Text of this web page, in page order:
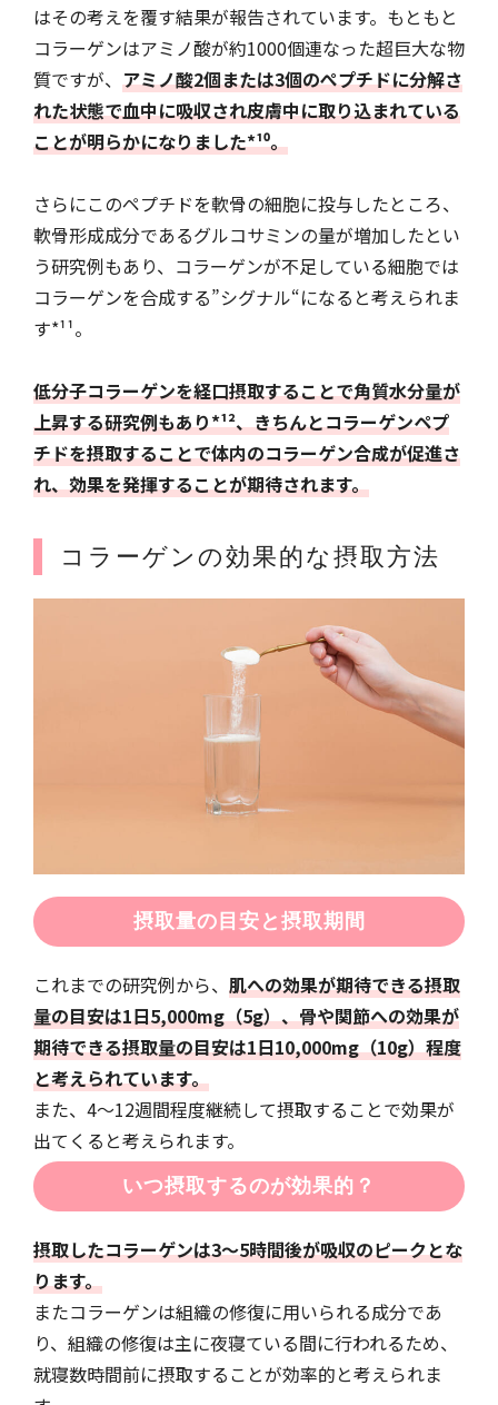
はその考えを覆す結果が報告されています。もともと
コラーゲンはアミノ酸が約1000個連なった超巨大な物
質ですが、 アミノ酸2個または3個のぺプチドに分解さ
れた状態で血中に吸収され皮膚中に取り込まれている
ことが明らかになりました*¹⁰。
さらにこのペプチドを軟骨の細胞に投与したところ、
軟骨形成成分であるグルコサミンの量が増加したとい
う研究例もあり、コラーゲンが不足している細胞では
コラーゲンを合成する”シグナル“になると考えられま
す*¹¹。
低分子コラーゲンを経口摂取することで角質水分量が
上昇する研究例もあり*¹²、きちんとコラーゲンペプ
チドを摂取することで体内のコラーゲン合成が促進さ
れ、効果を発揮することが期待されます。
コラーゲンの効果的な摂取方法
摂取量の目安と摂取期間
これまでの研究例から、 肌への効果が期待できる摂取
量の目安は1日5,000mg（5g）、骨や関節への効果が
期待できる摂取量の目安は1日10,000mg（10g）程度
と考えられています。
また、4～12週間程度継続して摂取することで効果が
出てくると考えられます。
いつ摂取するのが効果的？
摂取したコラーゲンは3〜5時間後が吸収のピークとな
ります。
またコラーゲンは組織の修復に用いられる成分であ
り、組織の修復は主に夜寝ている間に行われるため、
就寝数時間前に摂取することが効率的と考えられま